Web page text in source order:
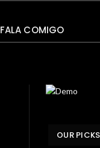
FALA COMIGO
OUR PICKS